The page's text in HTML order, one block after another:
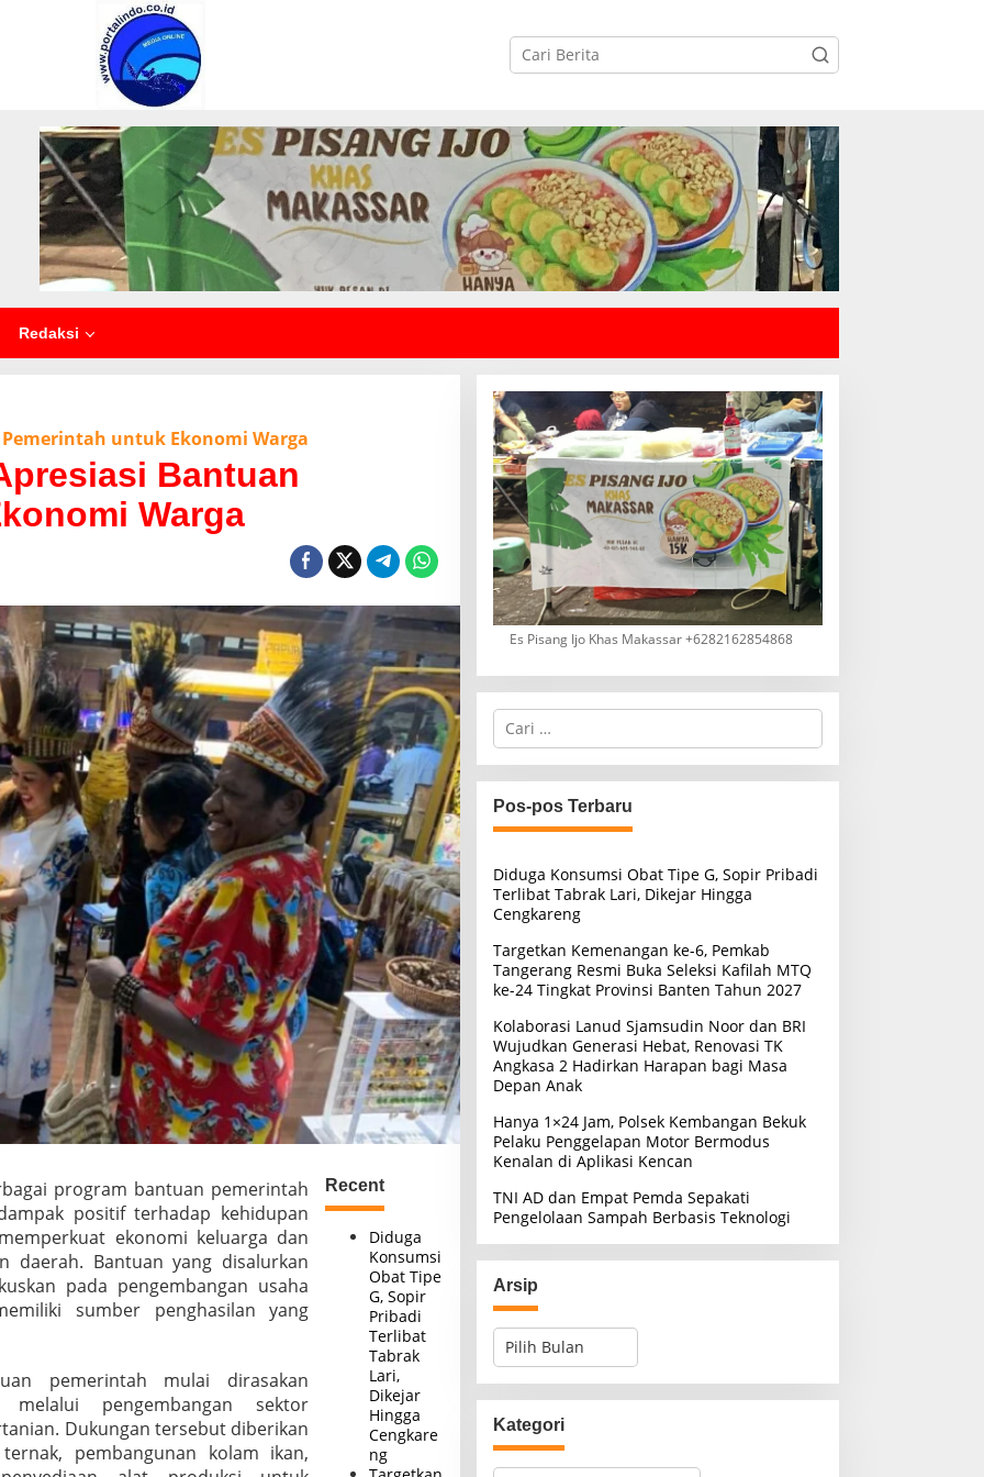
Redaksi
untuk Ekonomi Warga
Bantuan
Warga
program bantuan pemerintah
positif terhadap kehidupan
ekonomi keluarga dan
daerah. Bantuan yang disalurkan
pada pengembangan usaha
sumber penghasilan yang
pemerintah mulai dirasakan
pengembangan sektor
Dukungan tersebut diberikan
pembangunan kolam ikan,
Recent
Diduga
Konsumsi
Obat Tipe
G, Sopir
Pribadi
Terlibat
Tabrak
Lari,
Dikejar
Hingga
Cengkare
ng
Es Pisang Ijo Khas Makassar +6282162854868
C
i
u
n
t
k
:
Pos-pos Terbaru
Diduga Konsumsi Obat Tipe G, Sopir Pribadi
Terlibat Tabrak Lari, Dikejar Hingga
Cengkareng
Targetkan Kemenangan ke-6, Pemkab
Tangerang Resmi Buka Seleksi Kafilah MTQ
ke-24 Tingkat Provinsi Banten Tahun 2027
Kolaborasi Lanud Sjamsudin Noor dan BRI
Wujudkan Generasi Hebat, Renovasi TK
Angkasa 2 Hadirkan Harapan bagi Masa
Depan Anak
Hanya 1×24 Jam, Polsek Kembangan Bekuk
Pelaku Penggelapan Motor Bermodus
Kenalan di Aplikasi Kencan
TNI AD dan Empat Pemda Sepakati
Pengelolaan Sampah Berbasis Teknologi
Arsip
A
i
pKategori